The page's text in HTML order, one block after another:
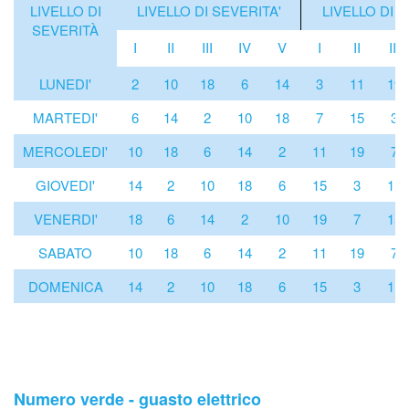
LIVELLO DI
SEVERITÀ
LIVELLO DI SEVERITA'
LIVELLO DI
I
II III IV V I II
III
LUNEDI'
2 10 18 6 14 3 11
19
MARTEDI'
6 14 2 10 18 7 15
3
MERCOLEDI'
10 18 6 14 2 11 19
7
GIOVEDI'
14 2 10 18 6 15 3
11
VENERDI'
18 6 14 2 10 19 7
15
SABATO
10 18 6 14 2 11 19
7
DOMENICA
14 2 10 18 6 15 3 11
Numero verde - guasto elettrico